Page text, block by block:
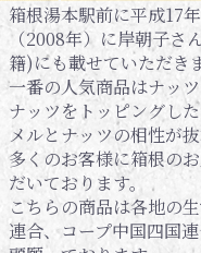
箱根湯本駅前に平成17
（2008年）に岸朝子さ
籍)にも載せていただき
一番の人気商品はナッ
ナッツをトッピングし
メルとナッツの相性が
多くのお客様に箱根の
だいております。
こちらの商品は各地の
連合、コープ中国四国